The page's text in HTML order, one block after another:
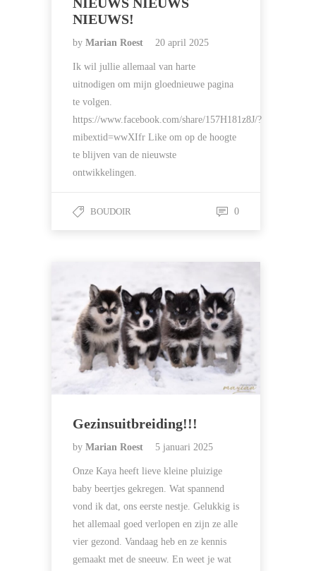
NIEUWS!
by Marian Roest 20 april 2025
Ik wil jullie allemaal van harte
uitnodigen om mijn gloednieuwe pagina
te volgen.
https://www.facebook.com/share/157H181z8J/?
mibextid=wwXIfr Like om op de hoogte
te blijven van de nieuwste
ontwikkelingen.
BOUDOIR 0
Gezinsuitbreiding!!!
by Marian Roest 5 januari 2025
Onze Kaya heeft lieve kleine pluizige
baby beertjes gekregen. Wat spannend
vond ik dat, ons eerste nestje. Gelukkig is
het allemaal goed verlopen en zijn ze alle
vier gezond. Vandaag heb en ze kennis
gemaakt met de sneeuw. En weet je wat